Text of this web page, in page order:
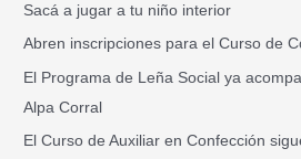
r
:
Sacá a jugar a tu niño interior
Abren inscripciones para el Curso de
El Programa de Leña Social ya
Alpa Corral
El Curso de Auxiliar en Confección